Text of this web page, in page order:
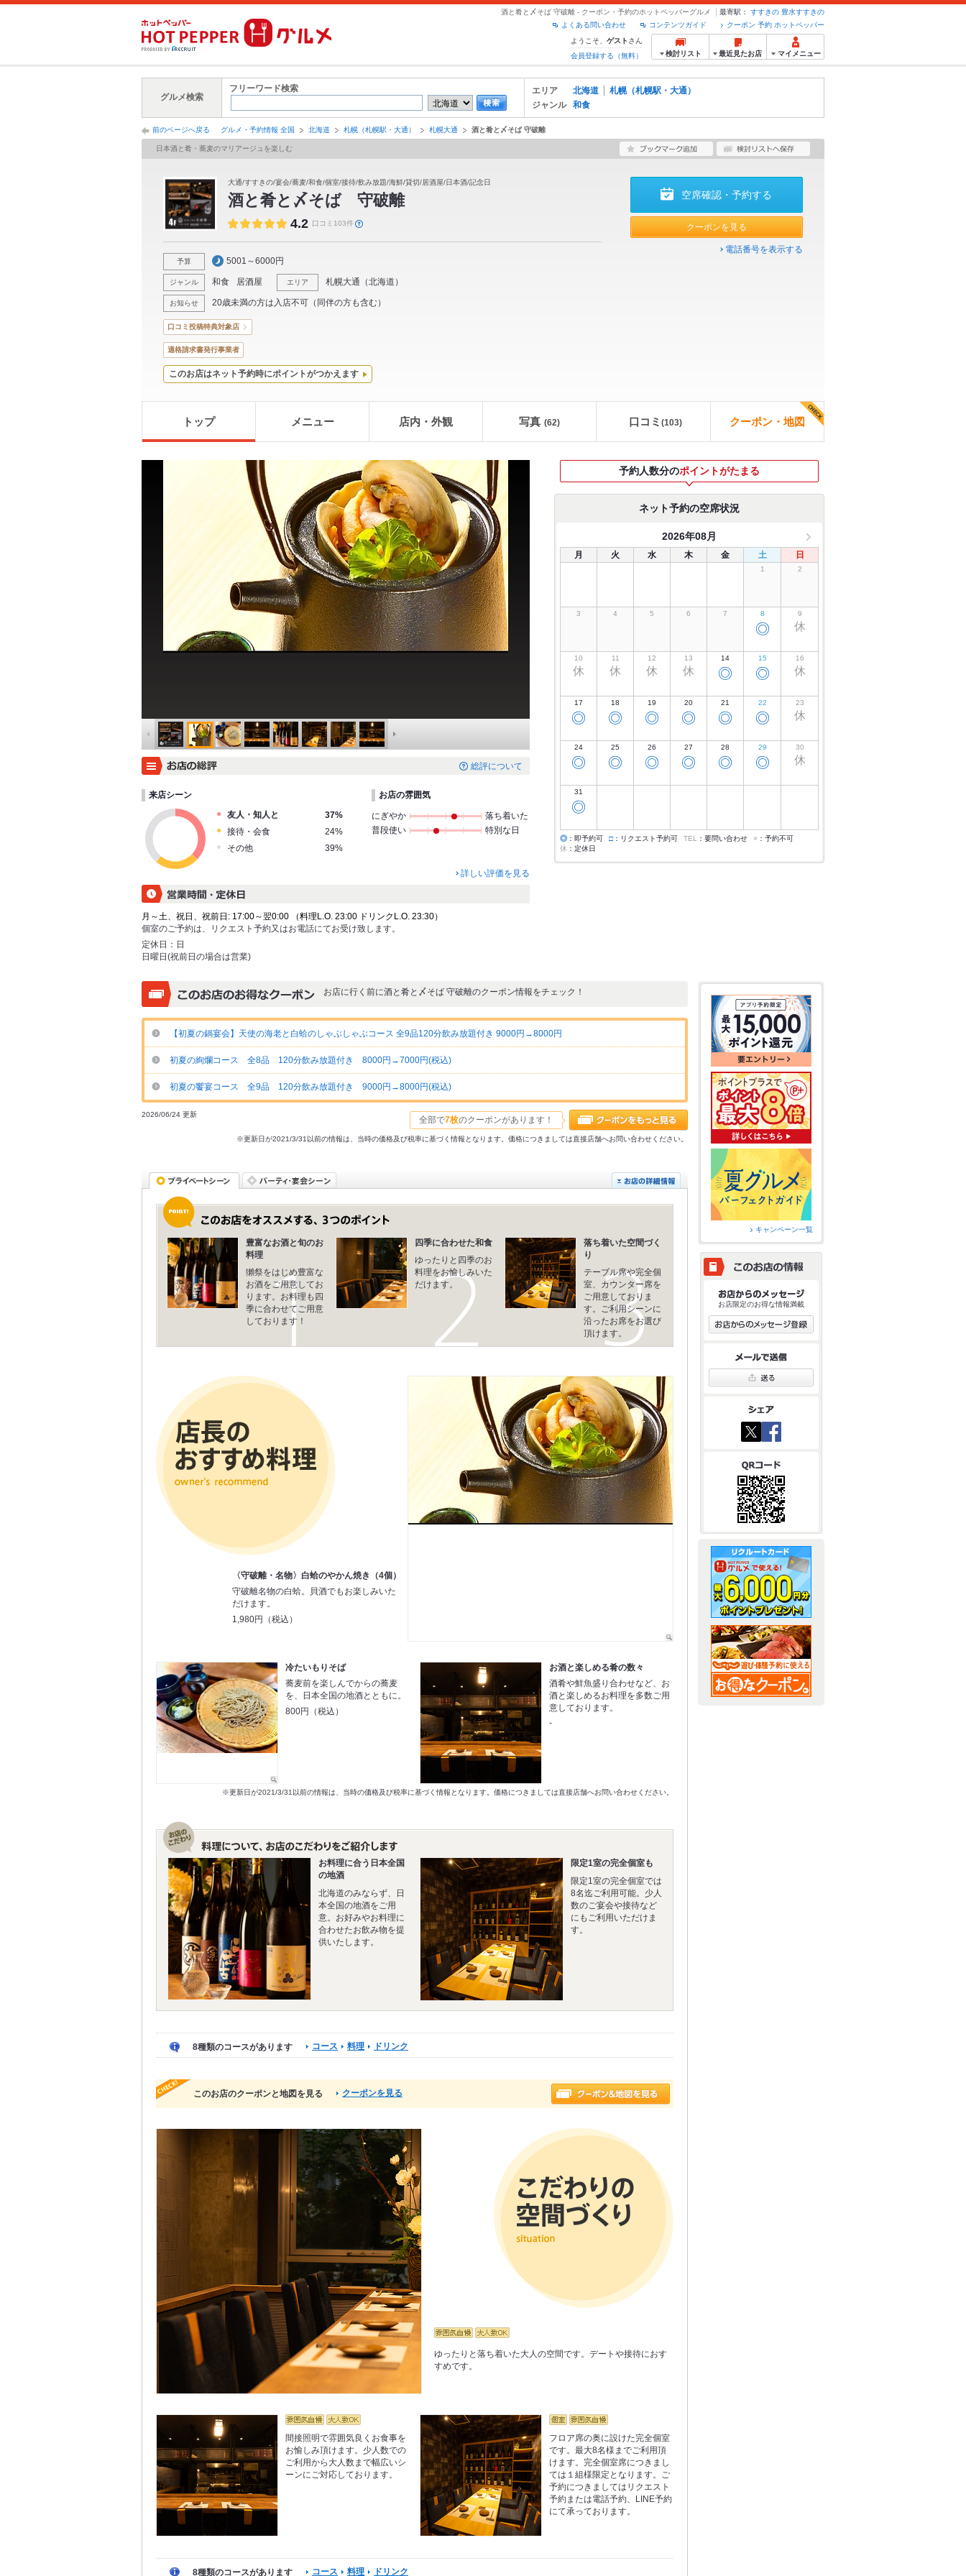
酒と肴と〆そば 守破離 - クーポン・予約のホットペッパーグルメ 最寄駅： すすきの 豊水すすきの
クーポン 予約 ホットペッパー
コンテンツガイド
よくある問い合わせ
ようこそ、 ゲスト さん
会員登録する（無料）
検討リスト 最近見たお店 マイメニュー
グルメ検索
フリーワード検索 エリア 北海道
札幌（札幌駅・大通）
ジャンル
和食
前のページへ戻る グルメ・予約情報 全国 北海道 札幌（札幌駅・大通） 札幌大通 酒と肴と〆そば 守破離
日本酒と肴・蕎麦のマリアージュを楽しむ
大通/すすきの/宴会/蕎麦/和食/個室/接待/飲み放題/海鮮/貸切/居酒屋/日本酒/記念日
酒と肴と〆そば 守破離
4.2 口コミ103件
予算 5001～6000円
ジャンル 和食 居酒屋 エリア 札幌大通 （北海道 ）
お知らせ 20歳未満の方は入店不可（同伴の方も含む）
空席確認・予約する
クーポンを見る
電話番号を表示する
口コミ投稿特典対象店
適格請求書発行事業者
このお店はネット予約時にポイントがつかえます
トップ メニュー 店内・外観 写真 (62) 口コミ (103) クーポン・地図
総評について
来店シーン
友人・知人と
37%
接待・会食
24%
その他
39%
お店の雰囲気
にぎやか
落ち着いた
普段使い
特別な日
詳しい評価を見る
月～土、祝日、祝前日: 17:00～翌0:00 （料理L.O. 23:00 ドリンクL.O. 23:30）
個室のご予約は、リクエスト予約又はお電話にてお受け致します。
定休日： 日
日曜日(祝前日の場合は営業)
予約人数分のポイントがたまる
ネット予約の空席状況
2026年08月
月 火 水 木 金 土 日
1 2
3 4 5 6 7 8
◎
9
休
10
休
11
休
12
休
13
休
14
◎
15
◎
16
休
17
◎
18
◎
19
◎
20
◎
21
◎
22
◎
23
休
24
◎
25
◎
26
◎
27
◎
28
◎
29
◎
30
休
31
◎
◎ ：即予約可 □ ：リクエスト予約可 TEL ：要問い合わせ × ：予約不可
休 ：定休日
お店に行く前に酒と肴と〆そば 守破離のクーポン情報をチェック！
【初夏の鍋宴会】天使の海老と白蛤のしゃぶしゃぶコース 全9品120分飲み放題付き 9000円→8000円
初夏の絢爛コース 全8品 120分飲み放題付き 8000円→7000円(税込)
初夏の饗宴コース 全9品 120分飲み放題付き 9000円→8000円(税込)
全部で7枚のクーポンがあります！
2026/06/24 更新
※更新日が2021/3/31以前の情報は、当時の価格及び税率に基づく情報となります。価格につきましては直接店舗へお問い合わせください。
豊富なお酒と旬のお
料理
獺祭をはじめ豊富な
お酒をご用意してお
ります。お料理も四
季に合わせてご用意
しております！
四季に合わせた和食
ゆったりと四季のお
料理をお愉しみいた
だけます。
落ち着いた空間づく
り
テーブル席や完全個
室、カウンター席を
ご用意しておりま
す。ご利用シーンに
沿ったお席をお選び
頂けます。
〈守破離・名物〉白蛤のやかん焼き（4個）
守破離名物の白蛤。貝酒でもお楽しみいた
だけます。
1,980円（税込）
冷たいもりそば
蕎麦前を楽しんでからの蕎麦
を、日本全国の地酒とともに。
800円（税込）
お酒と楽しめる肴の数々
酒肴や鮮魚盛り合わせなど、お
酒と楽しめるお料理を多数ご用
意しております。
-
※更新日が2021/3/31以前の情報は、当時の価格及び税率に基づく情報となります。価格につきましては直接店舗へお問い合わせください。
お料理に合う日本全国
の地酒
北海道のみならず、日
本全国の地酒をご用
意。お好みやお料理に
合わせたお飲み物を提
供いたします。
限定1室の完全個室も
限定1室の完全個室では
8名迄ご利用可能。少人
数のご宴会や接待など
にもご利用いただけま
す。
8種類のコースがあります コース 料理 ドリンク
このお店のクーポンと地図を見る クーポンを見る
ゆったりと落ち着いた大人の空間です。デートや接待におす
すめです。
間接照明で雰囲気良くお食事を
お愉しみ頂けます。少人数での
ご利用から大人数まで幅広いシ
ーンにご対応しております。
フロア席の奥に設けた完全個室
です。最大8名様までご利用頂
けます。完全個室席につきまし
ては１組様限定となります。ご
予約につきましてはリクエスト
予約または電話予約、LINE予約
にて承っております。
8種類のコースがあります コース 料理 ドリンク
キャンペーン一覧
お店限定のお得な情報満載